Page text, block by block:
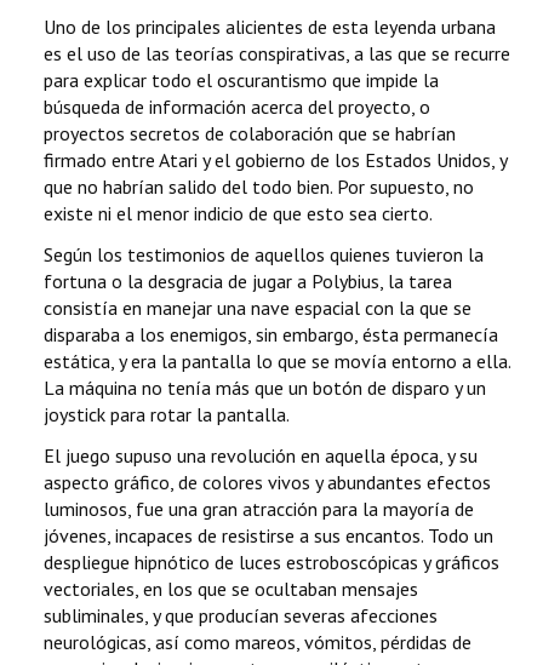
Uno de los principales alicientes de esta leyenda urbana
es el uso de las teorías conspirativas, a las que se recurre
para explicar todo el oscurantismo que impide la
búsqueda de información acerca del proyecto, o
proyectos secretos de colaboración que se habrían
firmado entre Atari y el gobierno de los Estados Unidos, y
que no habrían salido del todo bien. Por supuesto, no
existe ni el menor indicio de que esto sea cierto.
Según los testimonios de aquellos quienes tuvieron la
fortuna o la desgracia de jugar a Polybius, la tarea
consistía en manejar una nave espacial con la que se
disparaba a los enemigos, sin embargo, ésta permanecía
estática, y era la pantalla lo que se movía entorno a ella.
La máquina no tenía más que un botón de disparo y un
joystick para rotar la pantalla.
El juego supuso una revolución en aquella época, y su
aspecto gráfico, de colores vivos y abundantes efectos
luminosos, fue una gran atracción para la mayoría de
jóvenes, incapaces de resistirse a sus encantos. Todo un
despliegue hipnótico de luces estroboscópicas y gráficos
vectoriales, en los que se ocultaban mensajes
subliminales, y que producían severas afecciones
neurológicas, así como mareos, vómitos, pérdidas de